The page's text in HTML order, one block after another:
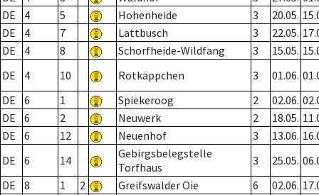
DE
4 5 Hohenheide 3 20.05.
DE
4 7 Lattbusch 3 22.05.
DE
4 8 Schorfheide-Wildfang 3 15.05.
DE
4 10 Rotkäppchen 3 01.06.
DE
6 1 Spiekeroog 2 02.06.
DE
6 2 Neuwerk 2 18.05.
DE
6 12 Neuenhof 3 13.06.
DE
6 14
Gebirgsbelegstelle
Torfhaus
3 25.05.
DE
8 1 2 Greifswalder Oie 6 02.06.